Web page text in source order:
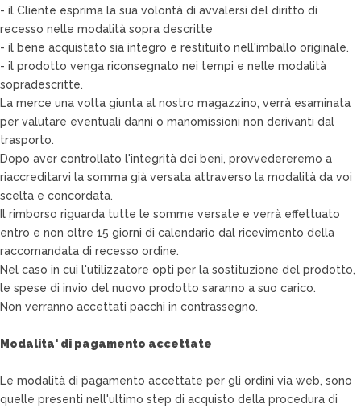
- il Cliente esprima la sua volontà di avvalersi del diritto di
recesso nelle modalità sopra descritte
- il bene acquistato sia integro e restituito nell'imballo originale.
- il prodotto venga riconsegnato nei tempi e nelle modalità
sopradescritte.
La merce una volta giunta al nostro magazzino, verrà esaminata
per valutare eventuali danni o manomissioni non derivanti dal
trasporto.
Dopo aver controllato l'integrità dei beni, provvedereremo a
riaccreditarvi la somma già versata attraverso la modalità da voi
scelta e concordata.
Il rimborso riguarda tutte le somme versate e verrà effettuato
entro e non oltre 15 giorni di calendario dal ricevimento della
raccomandata di recesso ordine.
Nel caso in cui l'utilizzatore opti per la sostituzione del prodotto,
le spese di invio del nuovo prodotto saranno a suo carico.
Non verranno accettati pacchi in contrassegno.
Modalita' di pagamento accettate
Le modalità di pagamento accettate per gli ordini via web, sono
quelle presenti nell'ultimo step di acquisto della procedura di